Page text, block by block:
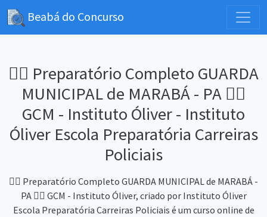
Beabá do Concurso
👮‍♂️ Preparatório Completo GUARDA
MUNICIPAL de MARABÁ - PA 👮‍♂️
GCM - Instituto Óliver - Instituto
Óliver Escola Preparatória Carreiras
Policiais
👮‍♂️ Preparatório Completo GUARDA MUNICIPAL de MARABÁ -
PA 👮‍♂️ GCM - Instituto Óliver, criado por Instituto Óliver
Escola Preparatória Carreiras Policiais é um curso online de